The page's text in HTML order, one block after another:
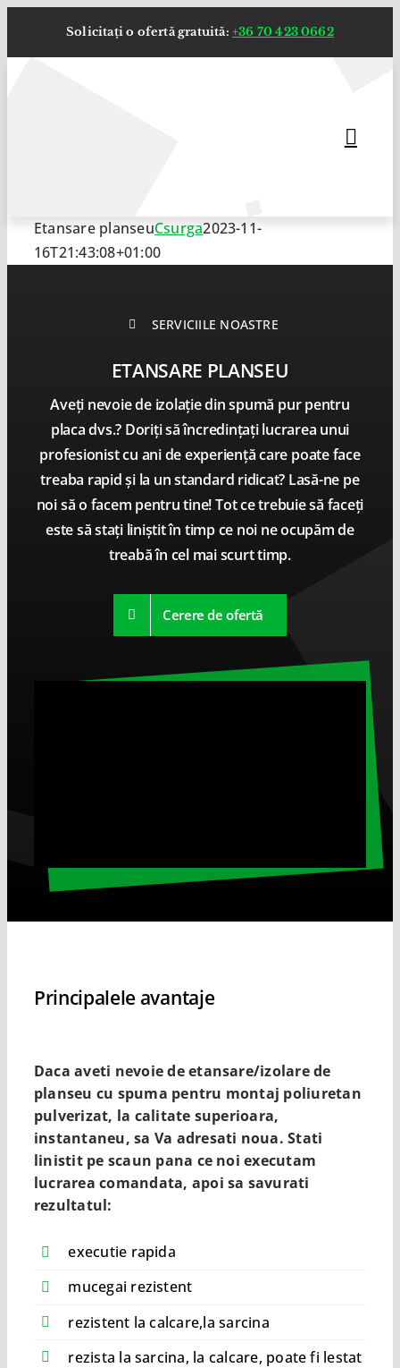
Solicitați o ofertă gratuită: +36 70 423 0662
Etansare planseuCsurga2023-11-
16T21:43:08+01:00
SERVICIILE NOASTRE
ETANSARE PLANSEU
Aveți nevoie de izolație din spumă pur pentru
placa dvs.? Doriți să încredințați lucrarea unui
profesionist cu ani de experiență care poate face
treaba rapid și la un standard ridicat? Lasă-ne pe
noi să o facem pentru tine! Tot ce trebuie să faceți
este să stați liniștit în timp ce noi ne ocupăm de
treabă în cel mai scurt timp.
Cerere de ofertă
Principalele avantaje
Daca aveti nevoie de etansare/izolare de
planseu cu spuma pentru montaj poliuretan
pulverizat, la calitate superioara,
instantaneu, sa Va adresati noua. Stati
linistit pe scaun pana ce noi executam
lucrarea comandata, apoi sa savurati
rezultatul:
executie rapida
mucegai rezistent
rezistent la calcare,la sarcina
rezista la sarcina, la calcare, poate fi lestat